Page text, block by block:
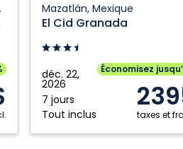
Mazatlán, Mexique
El Cid Granada
déc. 22,
2026
7 jours
Tout inclus
Économisez
taxes et
Cid
Granada:
Mazatlán,
Mexique